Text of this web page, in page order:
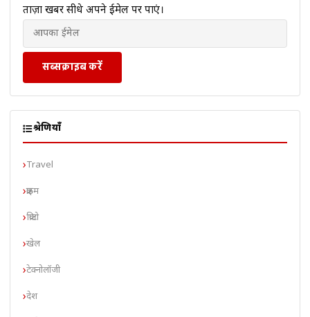
ताज़ा खबरें सीधे अपने ईमेल पर पाएं।
सब्सक्राइब करें
श्रेणियाँ
Travel
क्राइम
क्रिप्टो
खेल
टेक्नोलॉजी
देश